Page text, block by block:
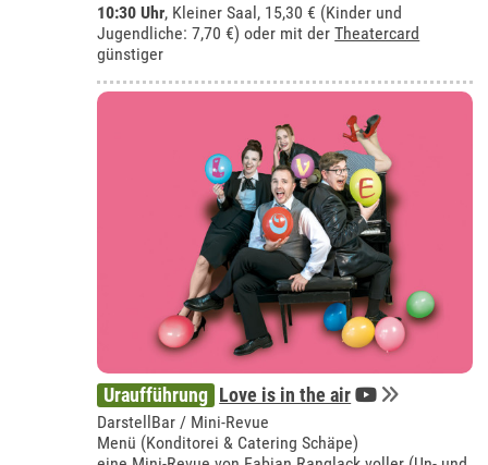
10:30 Uhr, Kleiner Saal, 15,30 € (Kinder und
Jugendliche: 7,70 €) oder mit derTheatercard
günstiger
Uraufführung Love is in the air
DarstellBar / Mini-Revue
Menü (Konditorei & Catering Schäpe)